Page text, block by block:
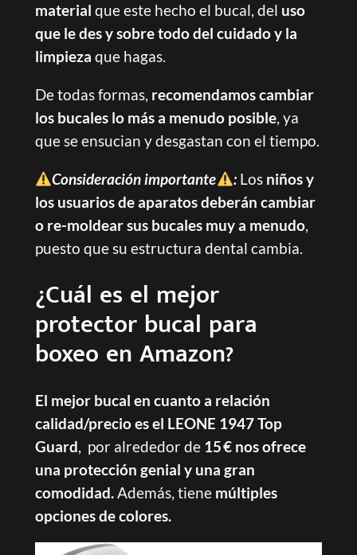
material que este hecho el bucal, del uso
que le des y sobre todo del cuidado y la
limpieza que hagas.
De todas formas, recomendamos cambiar
los bucales lo más a menudo posible, ya
que se ensucian y desgastan con el tiempo.
Consideración importante : Los niños y
los usuarios de aparatos deberán cambiar
o re-moldear sus bucales muy a menudo,
puesto que su estructura dental cambia.
¿Cuál es el mejor
protector bucal para
boxeo en Amazon?
El mejor bucal en cuanto a relación
calidad/precio es el LEONE 1947 Top
Guard, por alrededor de 15 € nos ofrece
una protección genial y una gran
comodidad.Además, tiene múltiples
opciones de colores.